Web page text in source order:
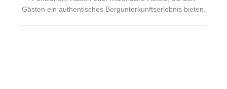
Gästen ein authentisches Bergunterkunftserlebnis bieten.